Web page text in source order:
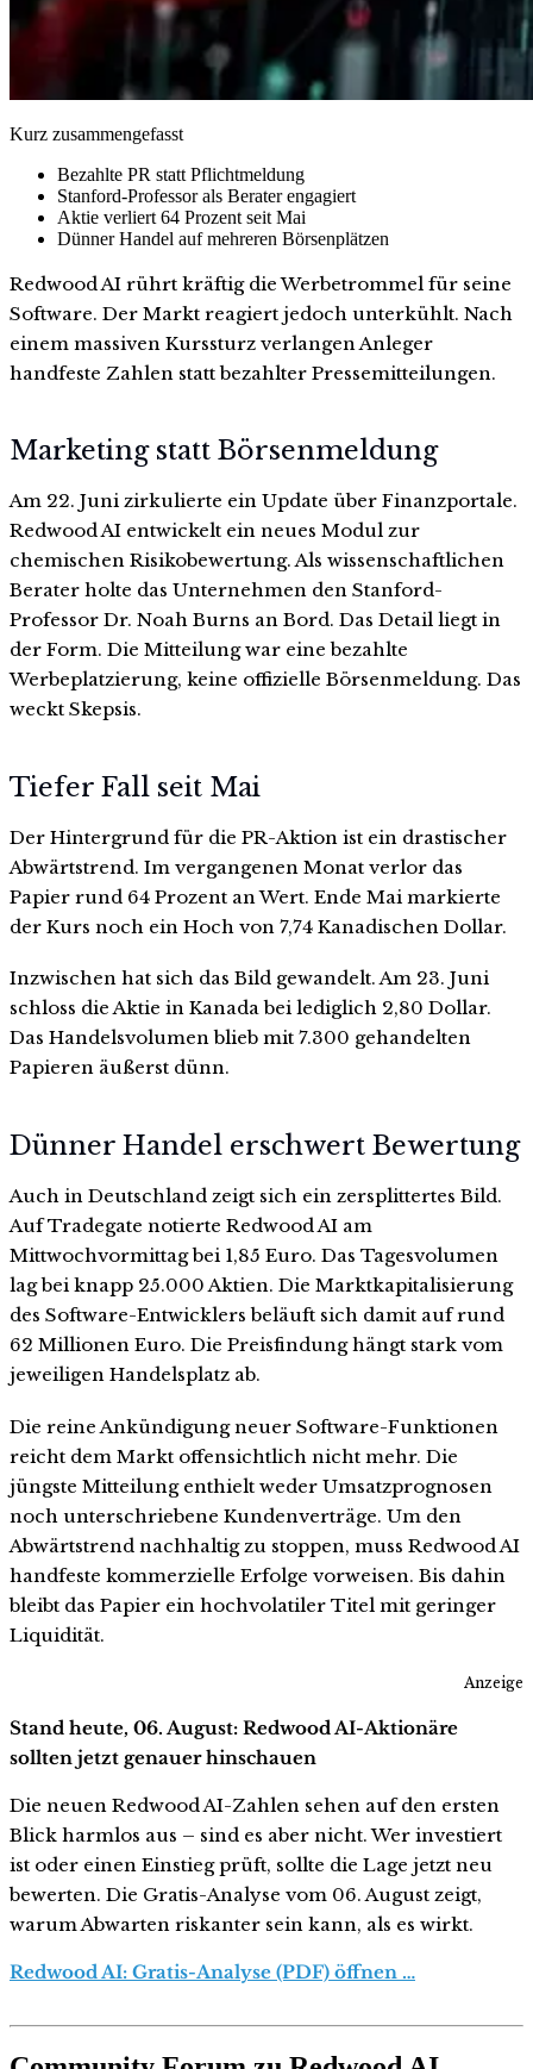
Kurz zusammengefasst
Bezahlte PR statt Pflichtmeldung
Stanford-Professor als Berater engagiert
Aktie verliert 64 Prozent seit Mai
Dünner Handel auf mehreren Börsenplätzen
Redwood AI rührt kräftig die Werbetrommel für seine
Software. Der Markt reagiert jedoch unterkühlt. Nach
einem massiven Kurssturz verlangen Anleger
handfeste Zahlen statt bezahlter Pressemitteilungen.
Marketing statt Börsenmeldung
Am 22. Juni zirkulierte ein Update über Finanzportale.
Redwood AI entwickelt ein neues Modul zur
chemischen Risikobewertung. Als wissenschaftlichen
Berater holte das Unternehmen den Stanford-
Professor Dr. Noah Burns an Bord. Das Detail liegt in
der Form. Die Mitteilung war eine bezahlte
Werbeplatzierung, keine offizielle Börsenmeldung. Das
weckt Skepsis.
Tiefer Fall seit Mai
Der Hintergrund für die PR-Aktion ist ein drastischer
Abwärtstrend. Im vergangenen Monat verlor das
Papier rund 64 Prozent an Wert. Ende Mai markierte
der Kurs noch ein Hoch von 7,74 Kanadischen Dollar.
Inzwischen hat sich das Bild gewandelt. Am 23. Juni
schloss die Aktie in Kanada bei lediglich 2,80 Dollar.
Das Handelsvolumen blieb mit 7.300 gehandelten
Papieren äußerst dünn.
Dünner Handel erschwert Bewertung
Auch in Deutschland zeigt sich ein zersplittertes Bild.
Auf Tradegate notierte Redwood AI am
Mittwochvormittag bei 1,85 Euro. Das Tagesvolumen
lag bei knapp 25.000 Aktien. Die Marktkapitalisierung
des Software-Entwicklers beläuft sich damit auf rund
62 Millionen Euro. Die Preisfindung hängt stark vom
jeweiligen Handelsplatz ab.
Die reine Ankündigung neuer Software-Funktionen
reicht dem Markt offensichtlich nicht mehr. Die
jüngste Mitteilung enthielt weder Umsatzprognosen
noch unterschriebene Kundenverträge. Um den
Abwärtstrend nachhaltig zu stoppen, muss Redwood AI
handfeste kommerzielle Erfolge vorweisen. Bis dahin
bleibt das Papier ein hochvolatiler Titel mit geringer
Liquidität.
Anzeige
Stand heute, 06. August: Redwood AI-Aktionäre
sollten jetzt genauer hinschauen
Die neuen Redwood AI-Zahlen sehen auf den ersten
Blick harmlos aus – sind es aber nicht. Wer investiert
ist oder einen Einstieg prüft, sollte die Lage jetzt neu
bewerten. Die Gratis-Analyse vom 06. August zeigt,
warum Abwarten riskanter sein kann, als es wirkt.
Redwood AI: Gratis-Analyse (PDF) öffnen …